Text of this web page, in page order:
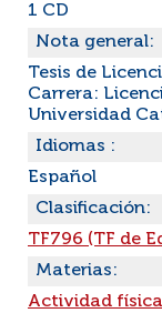
1 CD
Nota general:
Tesis de
Carrera:
Universidad
Idiomas :
Español
Clasificación:
TF796 (TF de
Materias:
Actividad física